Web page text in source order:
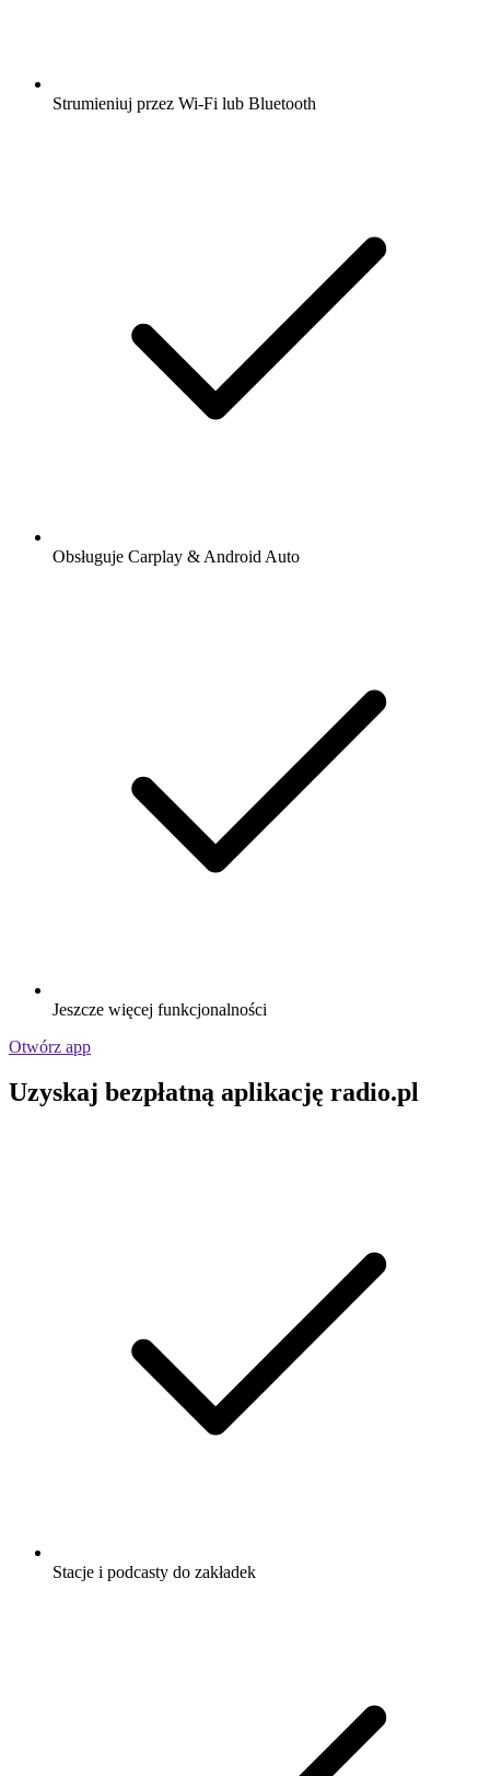
Strumieniuj przez Wi-Fi lub Bluetooth
Obsługuje Carplay & Android Auto
Jeszcze więcej funkcjonalności
Otwórz app
Uzyskaj bezpłatną aplikację radio.pl
Stacje i podcasty do zakładek